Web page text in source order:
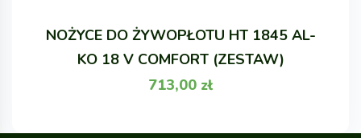
NOŻYCE DO ŻYWOPŁOTU HT 1845 AL-
KO 18 V COMFORT (ZESTAW)
713,00 zł